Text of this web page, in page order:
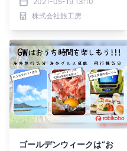
ベル・コンシェルジュ一押
しプランが集結～
株式会社旅工房
ゴールデンウィークは“お